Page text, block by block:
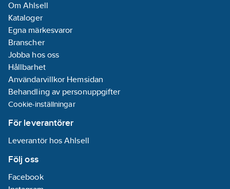
För Clint sker
registrering av
igångkörningsprotokoll
digitalt, länk till
registreringssidan
genereras vid
försäljning. För mer
information hör med
din säljare.
Artikelnummer: 6118019
Om Ahlsell
Kataloger
Egna märkesvaror
Branscher
Jobba hos oss
Hållbarhet
Användarvillkor Hemsidan
Behandling av personuppgifter
Cookie-inställningar
För leverantörer
Leverantör hos Ahlsell
Följ oss
Facebook